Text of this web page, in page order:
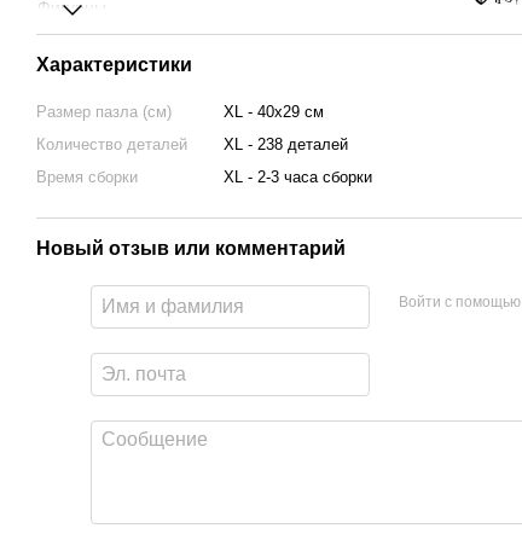
Характеристики
Размер пазла (см)
XL - 40х29 см
Количество деталей
XL - 238 деталей
Время сборки
XL - 2-3 часа сборки
Новый отзыв или комментарий
Войти с помощью